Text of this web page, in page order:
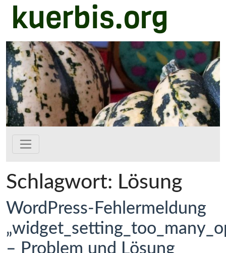
Zum Hauptinhalt springen
kuerbis.org
Schlagwort: Lösung
WordPress-Fehlermeldung
– Problem und Lösung